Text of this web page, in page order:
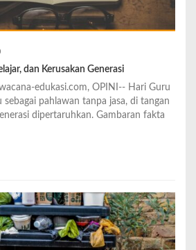
dan Kerusakan Generasi
edukasi.com, OPINI-- Hari Guru
pahlawan tanpa jasa, di tangan
dipertaruhkan. Gambaran fakta